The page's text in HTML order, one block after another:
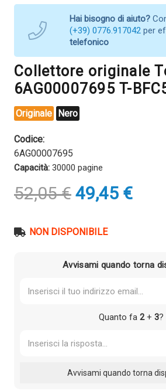
Hai bisogno di aiuto?
(+39) 0776.917042 per
telefonico
Collettore originale
6AG00007695 T-
Originale Nero
Codice:
6AG00007695
Capacità: 30000 pagine
52,05€ Il
prezzo
era:
49,45 €Il
NON DISPONIBILE
Avvisami quando torna
Quanto fa 2+ 3?